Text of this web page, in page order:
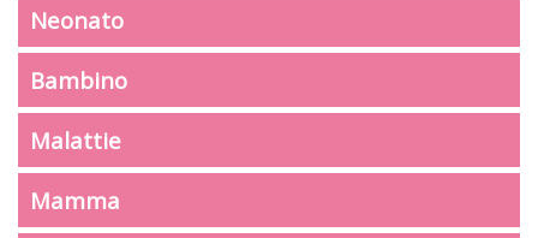
Neonato
Bambino
Malattie
Mamma